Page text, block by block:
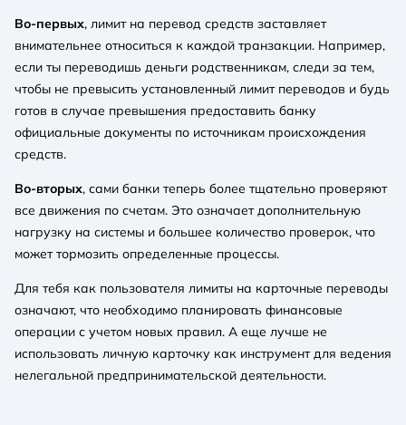
Во-первых, лимит на перевод средств заставляет
внимательнее относиться к каждой транзакции. Например,
если ты переводишь деньги родственникам, следи за тем,
чтобы не превысить установленный лимит переводов и будь
готов в случае превышения предоставить банку
официальные документы по источникам происхождения
средств.
Во-вторых, сами банки теперь более тщательно проверяют
все движения по счетам. Это означает дополнительную
нагрузку на системы и большее количество проверок, что
может тормозить определенные процессы.
Для тебя как пользователя лимиты на карточные переводы
означают, что необходимо планировать финансовые
операции с учетом новых правил. А еще лучше не
использовать личную карточку как инструмент для ведения
нелегальной предпринимательской деятельности.